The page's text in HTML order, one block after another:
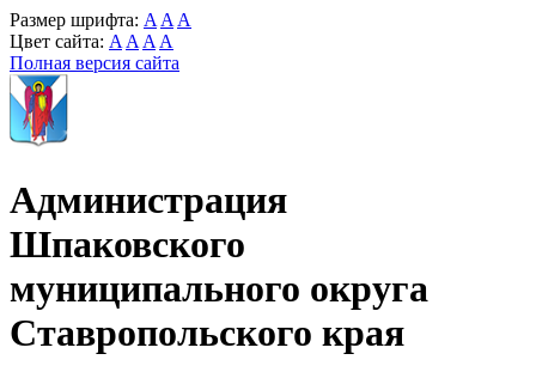
Размер шрифта: A A A
Цвет сайта: A A A A
Полная версия сайта
Администрация
Шпаковского
муниципального округа
Ставропольского края